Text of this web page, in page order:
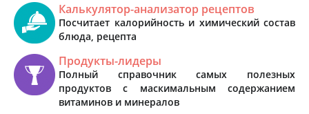
Калькулятор-анализатор рецептов
Посчитает калорийность и химический состав
блюда, рецепта
Продукты-лидеры
Полный справочник самых полезных
продуктов с маскимальным содержанием
витаминов и минералов